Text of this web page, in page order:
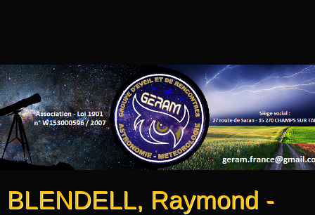
BLENDELL, Raymond -